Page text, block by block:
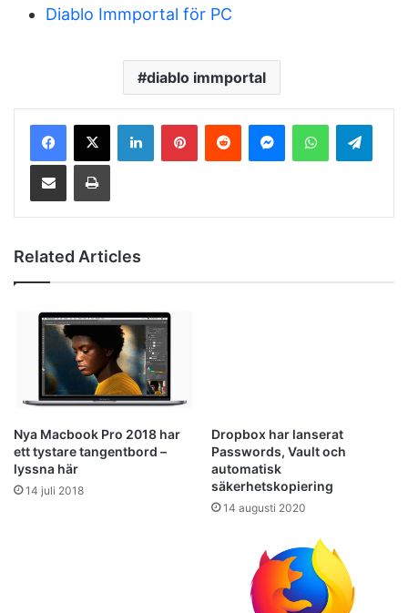
Diablo Immportal för PC
diablo immportal
Related Articles
Nya Macbook Pro 2018 har
ett tystare tangentbord –
lyssna här
14 juli 2018
Dropbox har lanserat
Passwords, Vault och
automatisk
säkerhetskopiering
14 augusti 2020